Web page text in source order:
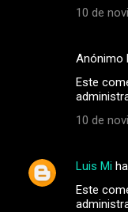
10 de
Anónimo
Este
10 de
Luis Mi
Este